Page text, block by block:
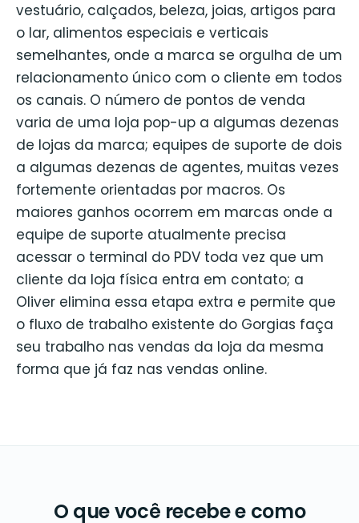
vestuário, calçados, beleza, joias, artigos para
o lar, alimentos especiais e verticais
semelhantes, onde a marca se orgulha de um
relacionamento único com o cliente em todos
os canais. O número de pontos de venda
varia de uma loja pop-up a algumas dezenas
de lojas da marca; equipes de suporte de dois
a algumas dezenas de agentes, muitas vezes
fortemente orientadas por macros. Os
maiores ganhos ocorrem em marcas onde a
equipe de suporte atualmente precisa
acessar o terminal do PDV toda vez que um
cliente da loja física entra em contato; a
Oliver elimina essa etapa extra e permite que
o fluxo de trabalho existente do Gorgias faça
seu trabalho nas vendas da loja da mesma
forma que já faz nas vendas online.
O que você recebe e como